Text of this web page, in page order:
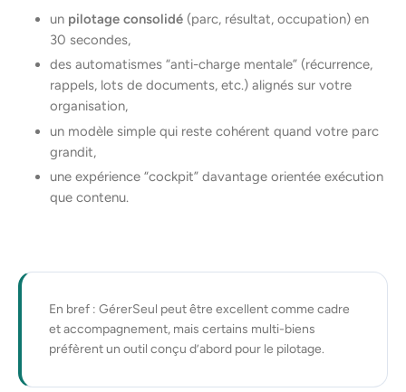
un pilotage consolidé (parc, résultat, occupation) en
30 secondes,
des automatismes “anti-charge mentale” (récurrence,
rappels, lots de documents, etc.) alignés sur votre
organisation,
un modèle simple qui reste cohérent quand votre parc
grandit,
une expérience “cockpit” davantage orientée exécution
que contenu.
En bref : GérerSeul peut être excellent comme cadre
et accompagnement, mais certains multi-biens
préfèrent un outil conçu d’abord pour le pilotage.